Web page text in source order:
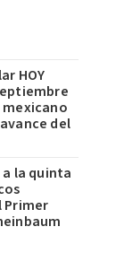
HOY
mexicano
del
la quinta
Primer